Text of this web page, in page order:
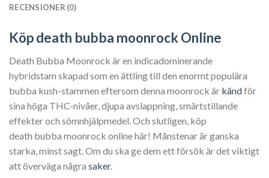
RECENSIONER (0)
Köp death bubba moonrock Online
Death Bubba Moonrock är en indicadominerande
hybridstam skapad som en ättling till den enormt populära
bubba kush-stammen eftersom denna moonrock är kändför
sina höga THC-nivåer, djupa avslappning, smärtstillande
effekter och sömnhjälpmedel. Och slutligen, köp
death bubba moonrock online här! Månstenar är ganska
starka, minst sagt. Om du ska ge dem ett försök är det viktigt
att överväga några saker.